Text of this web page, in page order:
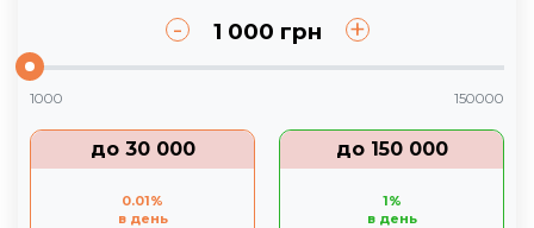
- 1 000 грн +
1000 150000
до 30 000
0.01%
в день
до 150 000
1%
в день